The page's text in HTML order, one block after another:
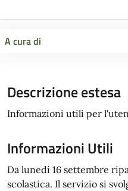
A cura di
Descrizione estesa
Informazioni utili per
Informazioni Utili
Da lunedi 16 settembre
scolastica. Il servizio si